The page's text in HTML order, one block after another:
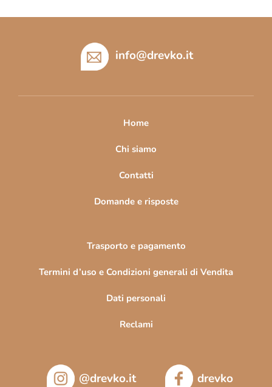
info@drevko.it
Home
Chi siamo
Contatti
Domande e risposte
Trasporto e pagamento
Termini d’uso e Condizioni generali di Vendita
Dati personali
Reclami
@drevko.it drevko